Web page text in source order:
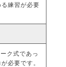
練習が必要
ク式であっ
必要です。